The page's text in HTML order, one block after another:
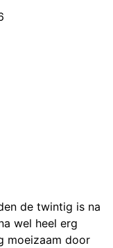
de twintig is na
wel heel erg
moeizaam door